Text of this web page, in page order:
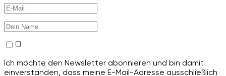
Ich möchte den Newsletter abonnieren und bin damit
einverstanden, dass meine E-Mail-Adresse ausschließlich